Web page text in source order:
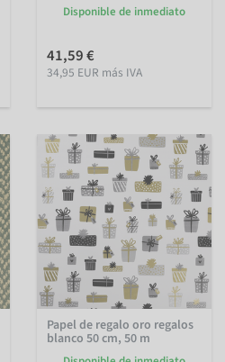
Disponible de inmediato
41,59 €
34,95 EUR más IVA
Papel de regalo oro regalos
blanco 50 cm, 50 m